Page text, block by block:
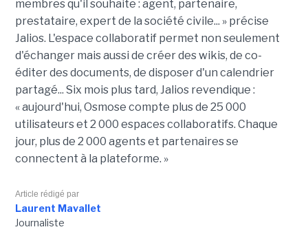
membres qu'il souhaite : agent, partenaire,
prestataire, expert de la société civile... » précise
Jalios. L'espace collaboratif permet non seulement
d'échanger mais aussi de créer des wikis, de co-
éditer des documents, de disposer d'un calendrier
partagé... Six mois plus tard, Jalios revendique :
« aujourd'hui, Osmose compte plus de 25 000
utilisateurs et 2 000 espaces collaboratifs. Chaque
jour, plus de 2 000 agents et partenaires se
connectent à la plateforme. »
Article rédigé par
Laurent Mavallet
Journaliste